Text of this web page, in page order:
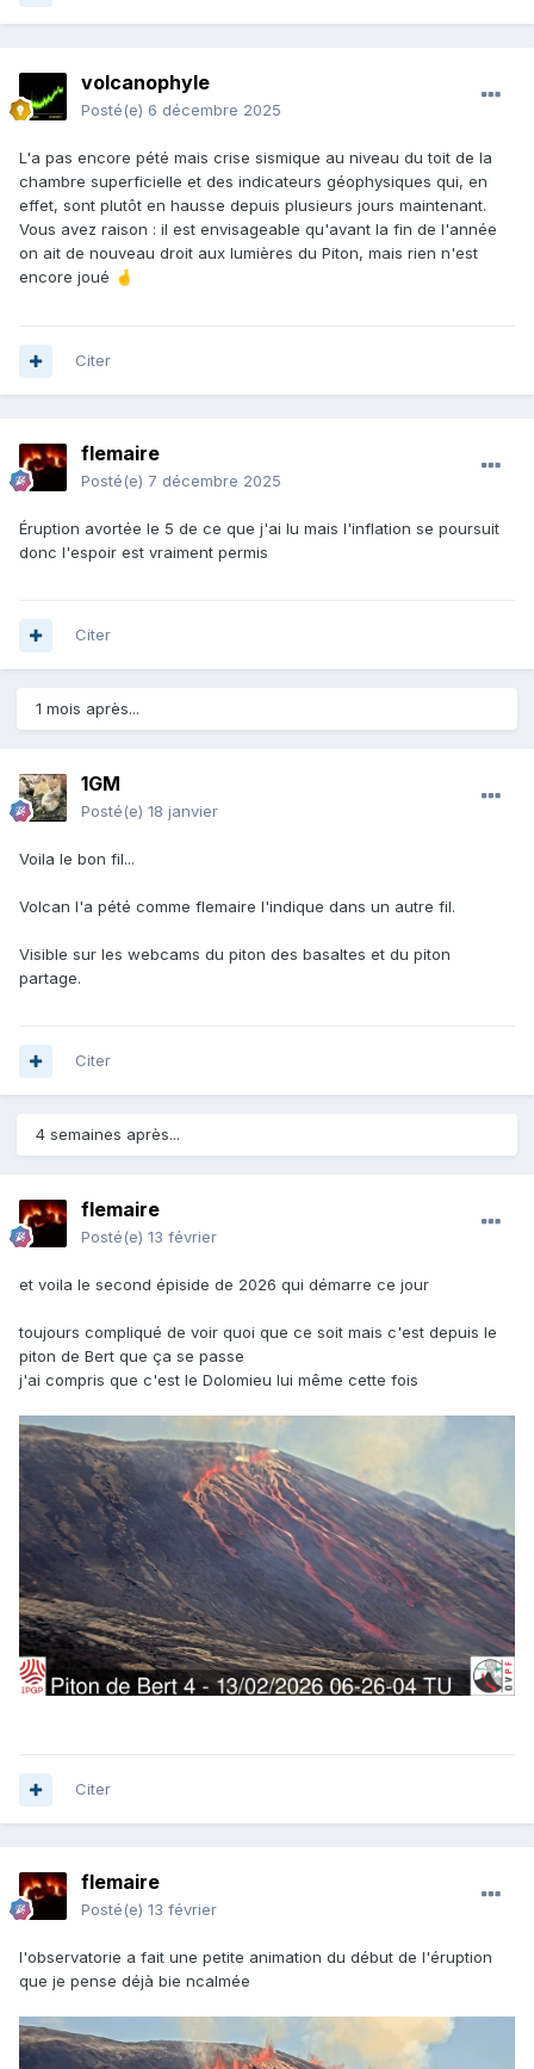
volcanophyle
Posté(e) 6 décembre 2025
L'a pas encore pété mais crise sismique au niveau du toit de la
chambre superficielle et des indicateurs géophysiques qui, en
effet, sont plutôt en hausse depuis plusieurs jours maintenant.
Vous avez raison : il est envisageable qu'avant la fin de l'année
on ait de nouveau droit aux lumières du Piton, mais rien n'est
encore joué 🤞
Citer
flemaire
Posté(e) 7 décembre 2025
Éruption avortée le 5 de ce que j'ai lu mais l'inflation se poursuit
donc l'espoir est vraiment permis
Citer
1 mois après...
1GM
Posté(e) 18 janvier
Voila le bon fil...
Volcan l'a pété comme flemaire l'indique dans un autre fil.
Visible sur les webcams du piton des basaltes et du piton
partage.
Citer
4 semaines après...
flemaire
Posté(e) 13 février
et voila le second épiside de 2026 qui démarre ce jour
toujours compliqué de voir quoi que ce soit mais c'est depuis le
piton de Bert que ça se passe
j'ai compris que c'est le Dolomieu lui même cette fois
Citer
flemaire
Posté(e) 13 février
l'observatorie a fait une petite animation du début de l'éruption
que je pense déjà bie ncalmée